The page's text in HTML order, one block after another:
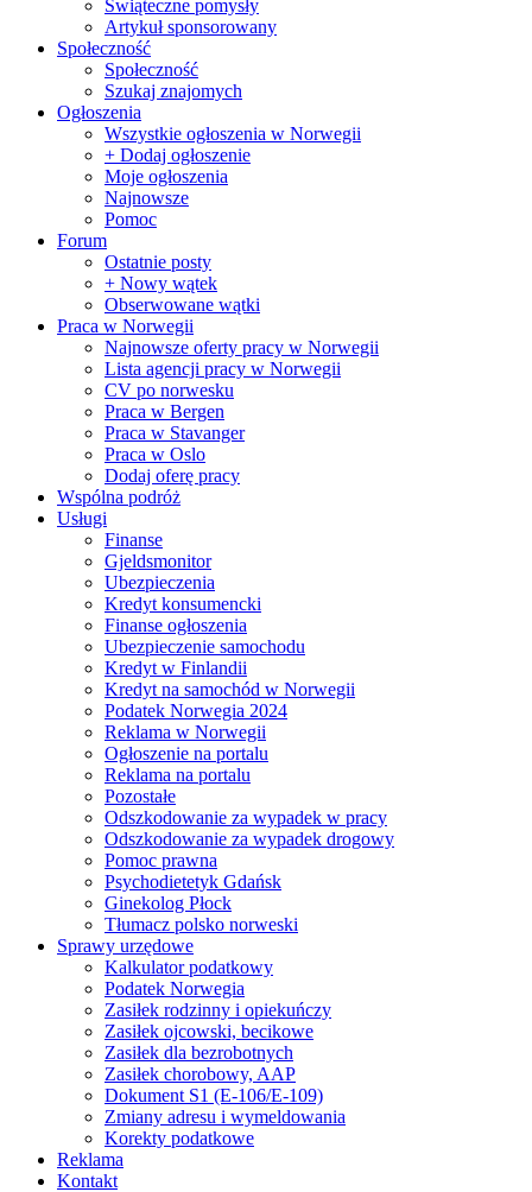
Świąteczne pomysły
Artykuł sponsorowany
Społeczność
Społeczność
Szukaj znajomych
Ogłoszenia
Wszystkie ogłoszenia w Norwegii
+ Dodaj ogłoszenie
Moje ogłoszenia
Najnowsze
Pomoc
Forum
Ostatnie posty
+ Nowy wątek
Obserwowane wątki
Praca w Norwegii
Najnowsze oferty pracy w Norwegii
Lista agencji pracy w Norwegii
CV po norwesku
Praca w Bergen
Praca w Stavanger
Praca w Oslo
Dodaj oferę pracy
Wspólna podróż
Usługi
Finanse
Gjeldsmonitor
Ubezpieczenia
Kredyt konsumencki
Finanse ogłoszenia
Ubezpieczenie samochodu
Kredyt w Finlandii
Kredyt na samochód w Norwegii
Podatek Norwegia 2024
Reklama w Norwegii
Ogłoszenie na portalu
Reklama na portalu
Pozostałe
Odszkodowanie za wypadek w pracy
Odszkodowanie za wypadek drogowy
Pomoc prawna
Psychodietetyk Gdańsk
Ginekolog Płock
Tłumacz polsko norweski
Sprawy urzędowe
Kalkulator podatkowy
Podatek Norwegia
Zasiłek rodzinny i opiekuńczy
Zasiłek ojcowski, becikowe
Zasiłek dla bezrobotnych
Zasiłek chorobowy, AAP
Dokument S1 (E-106/E-109)
Zmiany adresu i wymeldowania
Korekty podatkowe
Reklama
Kontakt